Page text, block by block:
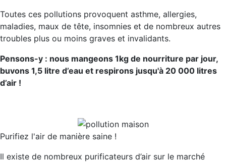
Toutes ces pollutions provoquent asthme, allergies,
maladies, maux de tête, insomnies et de nombreux autres
troubles plus ou moins graves et invalidants.
Pensons-y : nous mangeons 1kg de nourriture par jour,
buvons 1,5 litre d’eau et respirons jusqu'à 20 000 litres
d’air !
Purifiez l'air de manière saine !
Il existe de nombreux purificateurs d’air sur le marché